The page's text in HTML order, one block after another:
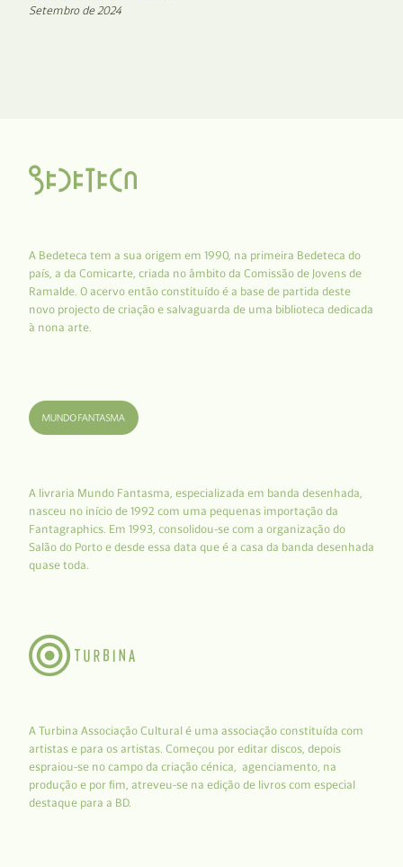
Setembro de 2024
A Bedeteca tem a sua origem em 1990, na primeira Bedeteca do
país, a da Comicarte, criada no âmbito da Comissão de Jovens de
Ramalde. O acervo então constituído é a base de partida deste
novo projecto de criação e salvaguarda de uma biblioteca dedicada
à nona arte.
A livraria Mundo Fantasma, especializada em banda desenhada,
nasceu no início de 1992 com uma pequenas importação da
Fantagraphics. Em 1993, consolidou-se com a organização do
Salão do Porto e desde essa data que é a casa da banda desenhada
quase toda.
A Turbina Associação Cultural é uma associação constituída com
artistas e para os artistas. Começou por editar discos, depois
espraiou-se no campo da criação cénica, agenciamento, na
produção e por fim, atreveu-se na edição de livros com especial
destaque para a BD.